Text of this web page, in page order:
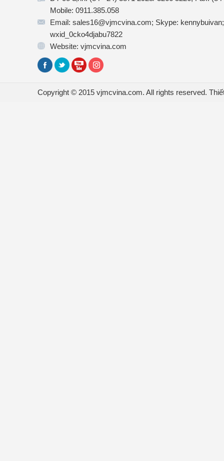
Mobile: 0911.385.058
Email: sales16@vjmcvina.com; Skype:
wxid_0cko4djabu7822
Website: vjmcvina.com
Copyright © 2015 vjmcvina.com. All rights reserved.